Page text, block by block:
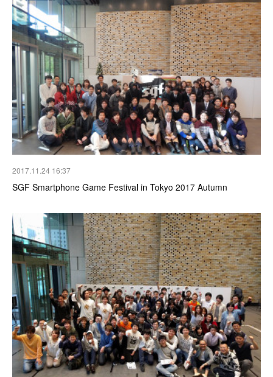
2017.11.24 16:37
SGF Smartphone Game Festival in Tokyo 2017 Autumn